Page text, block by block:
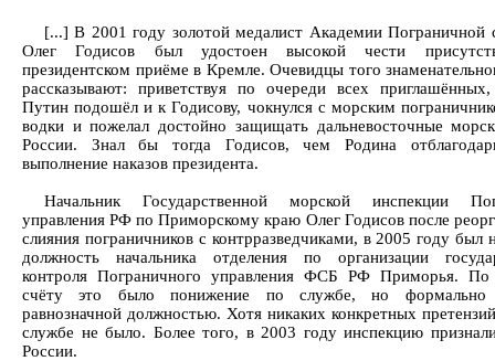
[...] В 2001 году золотой медалист Академии
Олег Годисов был удостоен высокой чести
президентском приёме в Кремле. Очевидцы того
рассказывают: приветствуя по очереди всех
Путин подошёл и к Годисову, чокнулся с морским
водки и пожелал достойно защищать дальневосточные
России. Знал бы тогда Годисов, чем Родина
выполнение наказов президента.
Начальник Государственной морской инспекции
управления РФ по Приморскому краю Олег Годисов после
слияния пограничников с контрразведчиками, в 2005 году был
должность начальника отделения по организации
контроля Пограничного управления ФСБ РФ Приморья.
счёту это было понижение по службе, но формально
равнозначной должностью. Хотя никаких конкретных
службе не было. Более того, в 2003 году инспекцию
России.